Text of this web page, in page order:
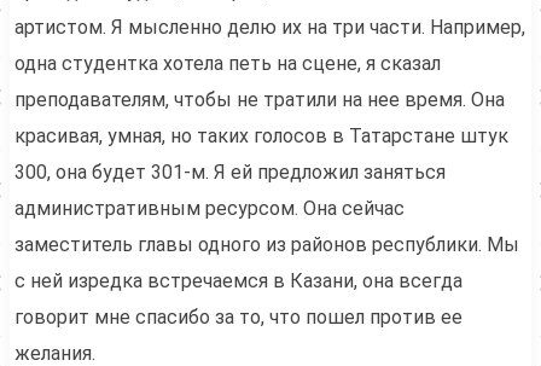
артистом. Я мысленно делю их на три части. Например,
одна студентка хотела петь на сцене, я сказал
преподавателям, чтобы не тратили на нее время. Она
красивая, умная, но таких голосов в Татарстане штук
300, она будет 301-м. Я ей предложил заняться
административным ресурсом. Она сейчас
заместитель главы одного из районов республики. Мы
с ней изредка встречаемся в Казани, она всегда
говорит мне спасибо за то, что пошел против ее
желания.